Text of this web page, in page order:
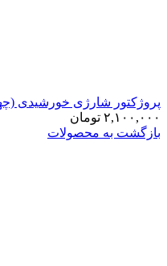
پروژکتور شارژی خورشیدی
۲,۱۰۰,۰۰۰ تومان
بازگشت به محصولات